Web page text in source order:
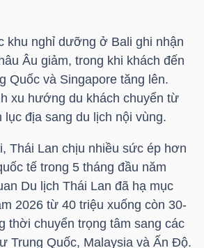
khu nghỉ dưỡng ở Bali ghi nhận
Âu giảm, trong khi khách đến
Quốc và Singapore tăng lên.
xu hướng du khách chuyển từ
lục địa sang du lịch nội vùng.
Thái Lan chịu nhiều sức ép hơn
tế trong 5 tháng đầu năm
Du lịch Thái Lan đã hạ mục
2026 từ 40 triệu xuống còn 30-
thời chuyển trọng tâm sang các
Trung Quốc, Malaysia và Ấn Độ.